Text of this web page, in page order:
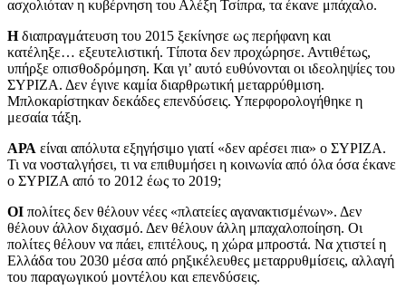
ασχολιόταν η κυβέρνηση του Αλέξη Τσίπρα, τα έκανε μπάχαλο.
Ηδιαπραγμάτευση του 2015 ξεκίνησε ως περήφανη και
κατέληξε… εξευτελιστική. Τίποτα δεν προχώρησε. Αντιθέτως,
υπήρξε οπισθοδρόμηση. Και γι’ αυτό ευθύνονται οι ιδεοληψίες του
ΣΥΡΙΖΑ. Δεν έγινε καμία διαρθρωτική μεταρρύθμιση.
Μπλοκαρίστηκαν δεκάδες επενδύσεις. Υπερφορολογήθηκε η
μεσαία τάξη.
ΑΡΑ είναι απόλυτα εξηγήσιμο γιατί «δεν αρέσει πια» ο ΣΥΡΙΖΑ.
Τι να νοσταλγήσει, τι να επιθυμήσει η κοινωνία από όλα όσα έκανε
ο ΣΥΡΙΖΑ από το 2012 έως το 2019;
ΟΙ πολίτες δεν θέλουν νέες «πλατείες αγανακτισμένων». Δεν
θέλουν άλλον διχασμό. Δεν θέλουν άλλη μπαχαλοποίηση. Οι
πολίτες θέλουν να πάει, επιτέλους, η χώρα μπροστά. Να χτιστεί η
Ελλάδα του 2030 μέσα από ρηξικέλευθες μεταρρυθμίσεις, αλλαγή
του παραγωγικού μοντέλου και επενδύσεις.